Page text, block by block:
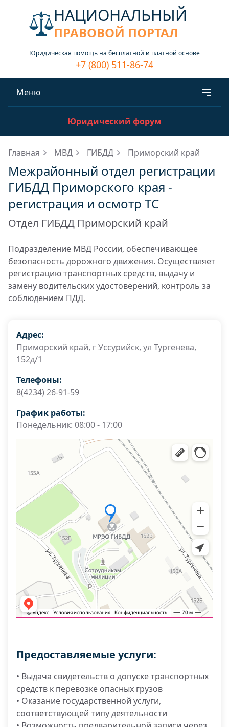
НАЦИОНАЛЬНЫЙ
ПРАВОВОЙ ПОРТАЛ
Юридическая помощь на бесплатной и платной основе
+7 (800) 511-86-74
Меню
Юридический форум
Главная МВД ГИБДД Приморский край
Межрайонный отдел регистрации
ГИБДД Приморского края -
регистрация и осмотр ТС
Отдел ГИБДД Приморский край
Подразделение МВД России, обеспечивающее
безопасность дорожного движения. Осуществляет
регистрацию транспортных средств, выдачу и
замену водительских удостоверений, контроль за
соблюдением ПДД.
Адрес:
Приморский край, г Уссурийск, ул Тургенева,
152д/1
Телефоны:
8(4234) 26-91-59
График работы:
Понедельник: 08:00 - 17:00
Предоставляемые услуги:
• Выдача свидетельств о допуске транспортных
средств к перевозке опасных грузов
• Оказание государственной услуги,
соответствующей типу деятельности